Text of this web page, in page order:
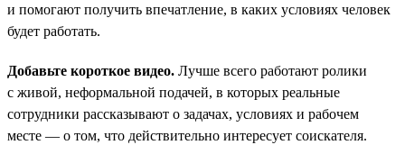
и помогают получить впечатление, в каких условиях человек
будет работать.
Добавьте короткое видео. Лучше всего работают ролики
с живой, неформальной подачей, в которых реальные
сотрудники рассказывают о задачах, условиях и рабочем
месте — о том, что действительно интересует соискателя.